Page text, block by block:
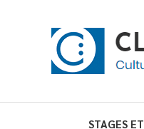
Claje
STAGES